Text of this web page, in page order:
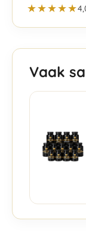
★★★★★
Vaak